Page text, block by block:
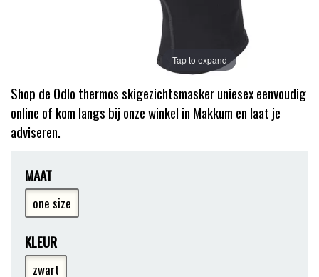
Tap to expand
Shop de Odlo thermos skigezichtsmasker uniesex eenvoudig
online of kom langs bij onze winkel in Makkum en laat je
adviseren.
MAAT
one size
KLEUR
zwart